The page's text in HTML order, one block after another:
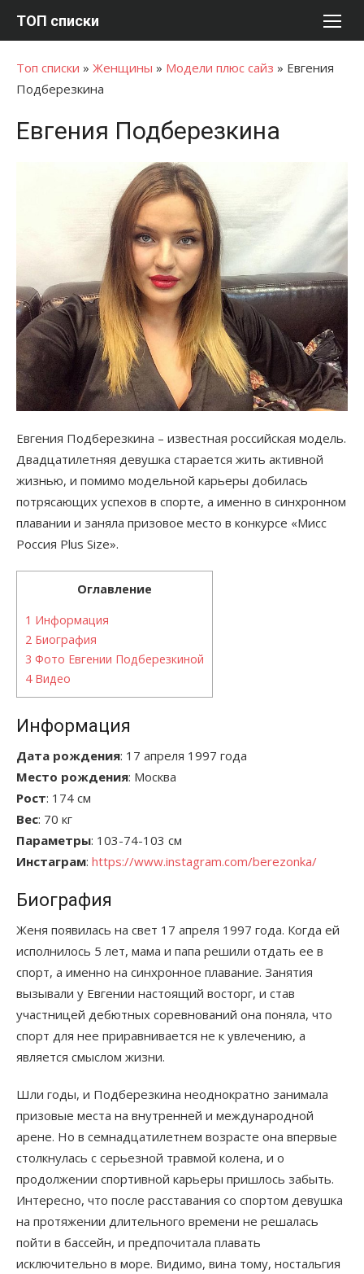
ТОП списки
Топ списки » Женщины » Модели плюс сайз » Евгения
Подберезкина
Евгения Подберезкина
Евгения Подберезкина – известная российская модель.
Двадцатилетняя девушка старается жить активной
жизнью, и помимо модельной карьеры добилась
потрясающих успехов в спорте, а именно в синхронном
плавании и заняла призовое место в конкурсе «Мисс
Россия Plus Size».
Оглавление
1 Информация
2 Биография
3 Фото Евгении Подберезкиной
4Видео
Информация
Дата рождения: 17 апреля 1997 года
Место рождения: Москва
Рост: 174 см
Вес: 70 кг
Параметры: 103-74-103 см
Инстаграм: https://www.instagram.com/berezonka/
Биография
Женя появилась на свет 17 апреля 1997 года. Когда ей
исполнилось 5 лет, мама и папа решили отдать ее в
спорт, а именно на синхронное плавание. Занятия
вызывали у Евгении настоящий восторг, и став
участницей дебютных соревнований она поняла, что
спорт для нее приравнивается не к увлечению, а
является смыслом жизни.
Шли годы, и Подберезкина неоднократно занимала
призовые места на внутренней и международной
арене. Но в семнадцатилетнем возрасте она впервые
столкнулась с серьезной травмой колена, и о
продолжении спортивной карьеры пришлось забыть.
Интересно, что после расставания со спортом девушка
на протяжении длительного времени не решалась
пойти в бассейн, и предпочитала плавать
исключительно в море. Видимо, вина тому, ностальгия